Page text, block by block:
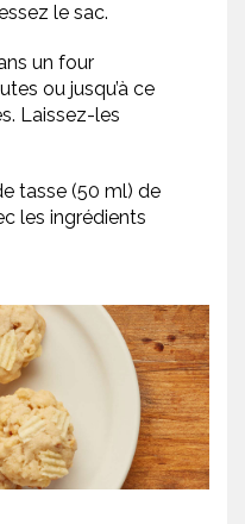
le sac.
un four
ou jusqu’à ce
Laissez-les
tasse (50 ml) de
les ingrédients